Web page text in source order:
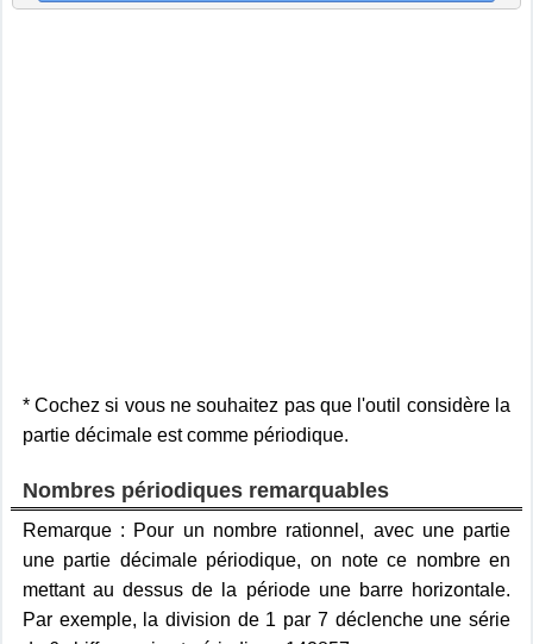
* Cochez si vous ne souhaitez pas que l'outil considère la
partie décimale est comme périodique.
Nombres périodiques remarquables
Remarque : Pour un nombre rationnel, avec une partie
une partie décimale périodique, on note ce nombre en
mettant au dessus de la période une barre horizontale.
Par exemple, la division de 1 par 7 déclenche une série